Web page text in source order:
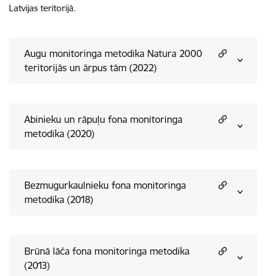
Latvijas teritorijā.
Augu monitoringa metodika Natura 2000
teritorijās un ārpus tām (2022)
Abinieku un rāpuļu fona monitoringa
metodika (2020)
Bezmugurkaulnieku fona monitoringa
metodika (2018)
Brūnā lāča fona monitoringa metodika
(2013)